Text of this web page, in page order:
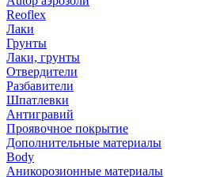
Reoflex
Лаки
Грунты
Лаки, грунты
Отвердители
Разбавители
Шпатлевки
Антигравий
Проявочное покрытие
Дополнительные материалы
Body
Аникорозионные материалы